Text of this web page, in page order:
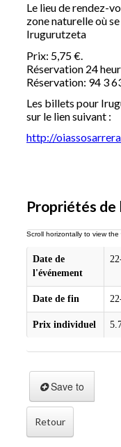
Le lieu de rendez-
zone naturelle où
Irugurutzeta
Prix: 5,75 €.
Réservation 24
Réservation: 94 3
Les billets pour
sur le lien suivant :
http://
Propriétés
Date de
l'événement
Date de fin
Prix individuel
Save to
Retour